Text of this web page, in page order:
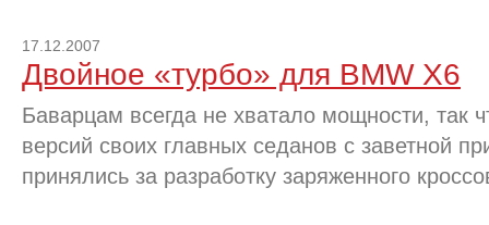
17.12.2007
Двойное «турбо» для BMW X6
Баварцам всегда не хватало мощности, так
версий своих главных седанов с заветной
принялись за разработку заряженного